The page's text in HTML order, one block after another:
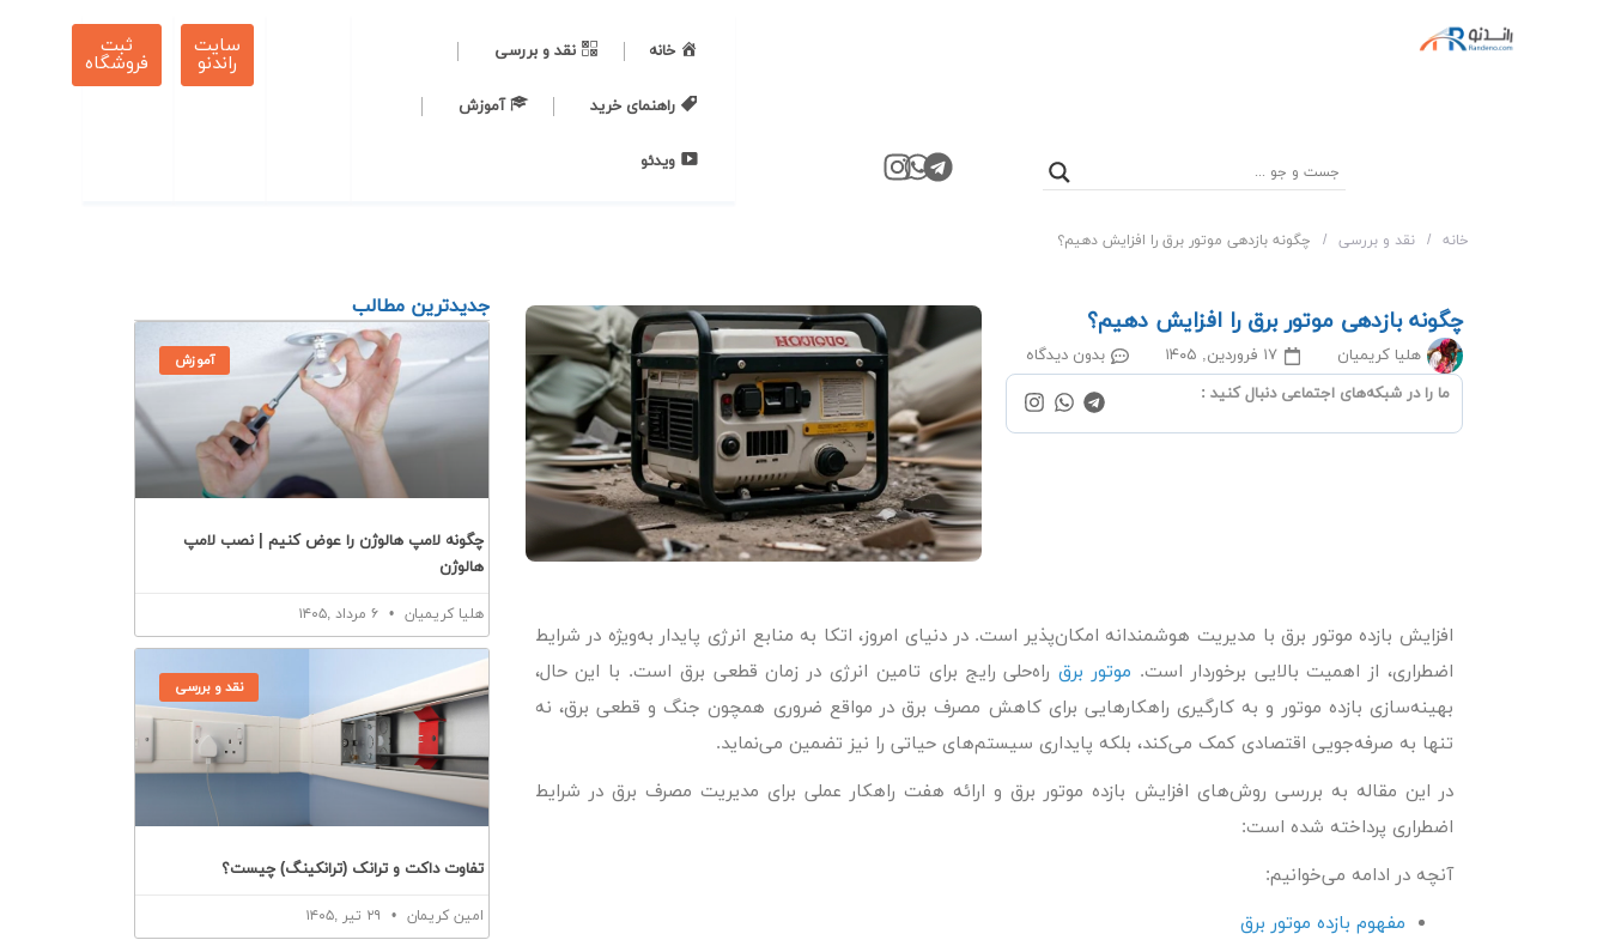
خانه نقد و بررسی
راهنمای خرید آموزش
ویدئو
سایت
راندنو
ثبت
فروشگاه
خانه / نقد و بررسی / چگونه بازدهی موتور برق را افزایش دهیم؟
جدیدترین مطالب
آموزش
چگونه لامپ هالوژن را عوض کنیم | نصب لامپ
هالوژن
هلیا کریمیان ۶ مرداد ,۱۴۰۵
نقد و بررسی
تفاوت داکت و ترانک (ترانکینگ) چیست؟
امین کریمان
چگونه بازدهی موتور برق را افزایش دهیم؟
هلیا کریمیان ۱۷ فروردین, ۱۴۰۵
بدون دیدگاه
ما را در شبکه‌‌های اجتماعی دنبال کنید :
افزایش بازده موتور برقبا مدیریت هوشمندانه امکان‌پذیر است. در دنیای امروز، اتکا به منابع انرژی پایدار به‌ویژه در شرایط
اضطراری، از اهمیت بالایی برخوردار است. موتور برقراه‌حلی رایج برای تامین انرژی در زمان قطعی برق است. با این حال،
بهینه‌سازی بازده موتور و به کارگیری راهکارهایی برای کاهش مصرف برق در مواقع ضروری همچون جنگ و قطعی برق، نه
تنها به صرفه‌جویی اقتصادی کمک می‌کند، بلکه پایداری سیستم‌های حیاتی را نیز تضمین می‌نماید.
در این مقاله به بررسی روش‌های افزایش بازده موتور برق و ارائه هفت راهکار عملی برای مدیریت مصرف برق در شرایط
اضطراری پرداخته شده است:
آنچه در ادامه می‌خوانیم:
مفهوم بازده موتور برق